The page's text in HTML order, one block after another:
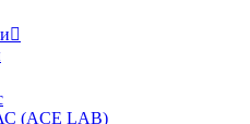

(ACE LAB)